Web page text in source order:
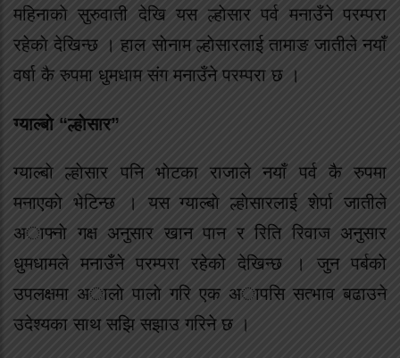
महिनाकाे सुरुवाती देखि यस ल्हाेसार पर्व मनाउँने परम्परा
रहेकाे देखिन्छ । हाल साेनाम ल्हाेसारलाई तामाङ जातीले नयाँ
वर्षा कै रुपमा धुमधाम संग मनाउँने परम्परा छ ।
ग्याल्बाे “ल्हाेसार”
ग्याल्बाे ल्हाेसार पनि भाेटका राजाले नयाँ पर्व कै रुपमा
मनाएकाे भेटिन्छ । यस ग्याल्बाे ल्हाेसारलाई शेर्पा जातीले
अाफ्नाे गक्ष अनुसार खान पान र रिति रिवाज अनुसार
धुमधामले मनाउँने परम्परा रहेकाे देखिन्छ । जुन पर्बकाे
उपलक्षमा अालाे पालाे गरि एक अापसि सत्भाव बढाउने
उदेश्यका साथ सझि सझाउ गरिने छ ।